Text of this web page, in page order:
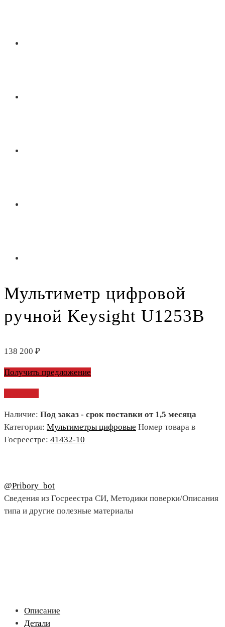
Мультиметр цифровой
ручной Keysight U1253B
138 200 ₽
Получить предложение
Наличие: Под заказ - срок поставки от 1,5 месяца
Категория: Мультиметры цифровые Номер товара в
Госреестре: 41432-10
@Pribory_bot
Сведения из Госреестра СИ, Методики поверки/Описания
типа и другие полезные материалы
Описание
Детали